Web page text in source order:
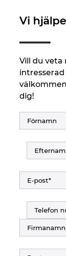
Vi
Vill du veta
dig!